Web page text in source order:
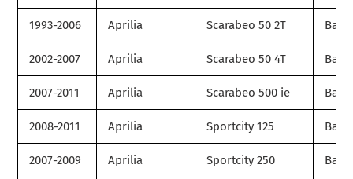
1993-2006 Aprilia Scarabeo 50 2T Base
2002-2007 Aprilia Scarabeo 50 4T Base
2007-2011 Aprilia Scarabeo 500 ie Base
2008-2011 Aprilia Sportcity 125 Base
2007-2009 Aprilia Sportcity 250 Base